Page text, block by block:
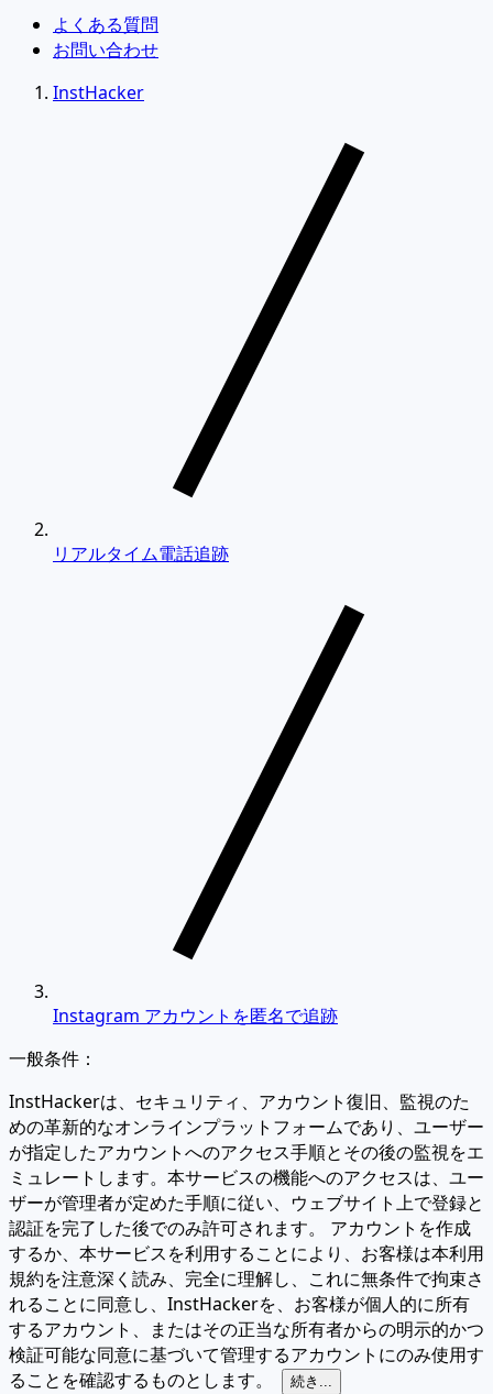
よくある質問
お問い合わせ
InstHacker
リアルタイム電話追跡
Instagram アカウントを匿名で追跡
一般条件：
InstHackerは、セキュリティ、アカウント復旧、監視のた
めの革新的なオンラインプラットフォームであり、ユーザー
が指定したアカウントへのアクセス手順とその後の監視をエ
ミュレートします。本サービスの機能へのアクセスは、ユー
ザーが管理者が定めた手順に従い、ウェブサイト上で登録と
認証を完了した後でのみ許可されます。 アカウントを作成
するか、本サービスを利用することにより、お客様は本利用
規約を注意深く読み、完全に理解し、これに無条件で拘束さ
れることに同意し、InstHackerを、お客様が個人的に所有
するアカウント、またはその正当な所有者からの明示的かつ
検証可能な同意に基づいて管理するアカウントにのみ使用す
ることを確認するものとします。
続き...